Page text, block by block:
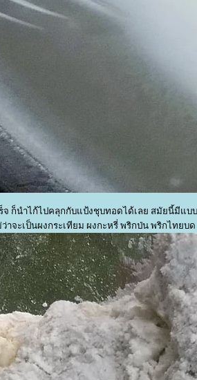
จ ก็นำไก้ไปคลุกกับแป้งชุบทอดได้เลย สมัยนี้มีแบ
าจะเป็นผงกระเทียม ผงกะหรี่ พริกป่น พริกไทย